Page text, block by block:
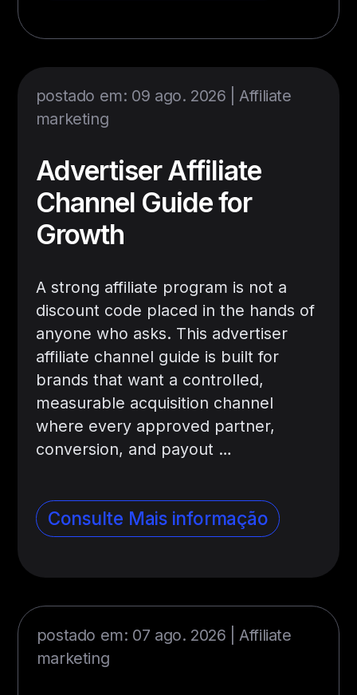
postado em: 09 ago. 2026 |Affiliate
marketing
Advertiser Affiliate
Channel Guide for
Growth
A strong affiliate program is not a
discount code placed in the hands of
anyone who asks. This advertiser
affiliate channel guide is built for
brands that want a controlled,
measurable acquisition channel
where every approved partner,
conversion, and payout …
Consulte Mais informação
postado em: 07 ago. 2026 |Affiliate
marketing